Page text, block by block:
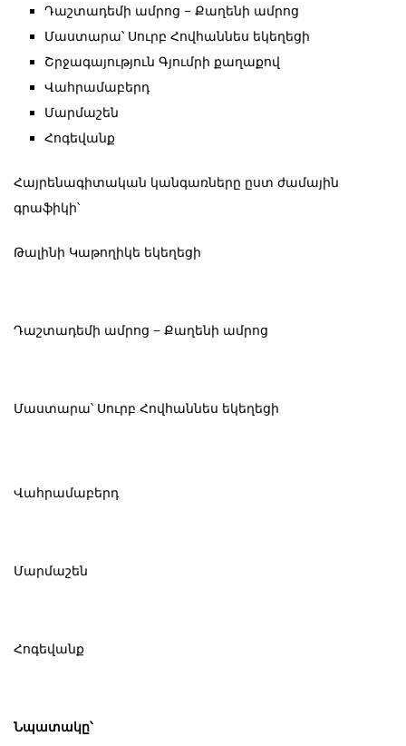
Դաշտադեմի ամրոց – Քաղենի ամրոց
Մաստարա՝ Սուրբ Հովհաննես եկեղեցի
Շրջագայություն Գյումրի քաղաքով
Վահրամաբերդ
Մարմաշեն
Հոգեվանք
Հայրենագիտական կանգառները ըստ ժամային
գրաֆիկի՝
Թալինի Կաթողիկե եկեղեցի
Դաշտադեմի ամրոց – Քաղենի ամրոց
Մաստարա՝ Սուրբ Հովհաննես եկեղեցի
Վահրամաբերդ
Մարմաշեն
Հոգեվանք
Նպատակը՝